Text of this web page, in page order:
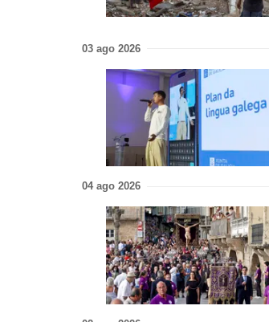
03 ago 2026
04 ago 2026